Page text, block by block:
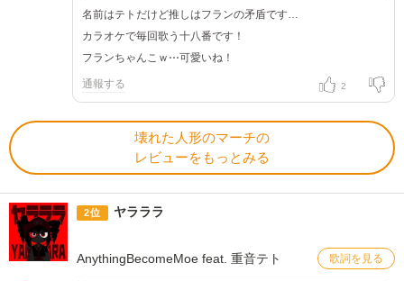
名前はテトだけど推しはフランの矛盾です…
カラオケで毎回歌う十八番です！
フランちゃんこｗ⋯可愛いね！
通報する 2
壊れた人形のマーチの
レビューをもっとみる
2位 ヤラララ
AnythingBecomeMoe feat. 重音テト 歌詞を見る